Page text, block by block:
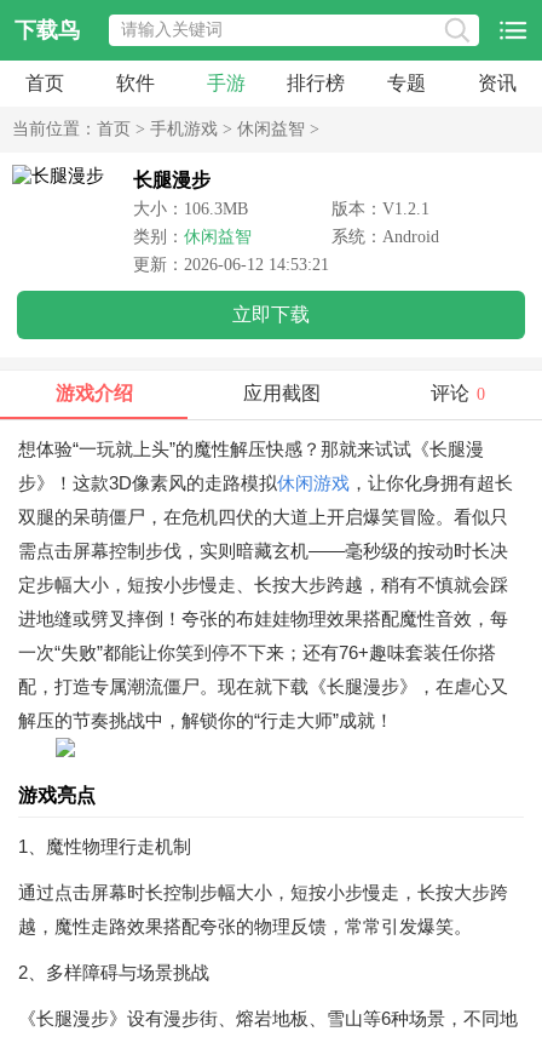
下载鸟
首页 软件 手游 排行榜 专题 资讯
当前位置： 首页 > 手机游戏 > 休闲益智 >
长腿漫步
大小：106.3MB
版本：V1.2.1
类别： 休闲益智
系统：Android
更新：2026-06-12 14:53:21
立即下载
游戏介绍 应用截图 评论 0
想体验“一玩就上头”的魔性解压快感？那就来试试《长腿漫
步》！这款3D像素风的走路模拟休闲游戏 ，让你化身拥有超长
双腿的呆萌僵尸，在危机四伏的大道上开启爆笑冒险。看似只
需点击屏幕控制步伐，实则暗藏玄机——毫秒级的按动时长决
定步幅大小，短按小步慢走、长按大步跨越，稍有不慎就会踩
进地缝或劈叉摔倒！夸张的布娃娃物理效果搭配魔性音效，每
一次“失败”都能让你笑到停不下来；还有76+趣味套装任你搭
配，打造专属潮流僵尸。现在就下载《长腿漫步》，在虐心又
解压的节奏挑战中，解锁你的“行走大师”成就！
游戏亮点
1、魔性物理行走机制
通过点击屏幕时长控制步幅大小，短按小步慢走，长按大步跨
越，魔性走路效果搭配夸张的物理反馈，常常引发爆笑。
2、多样障碍与场景挑战
《长腿漫步》设有漫步街、熔岩地板、雪山等6种场景，不同地